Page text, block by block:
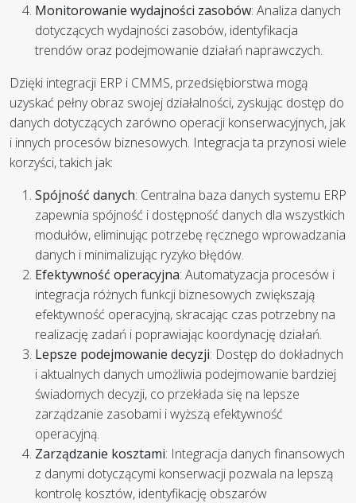
Monitorowanie wydajności zasobów: Analiza danych
dotyczących wydajności zasobów, identyfikacja
trendów oraz podejmowanie działań naprawczych.
Dzięki integracji ERP i CMMS, przedsiębiorstwa mogą
uzyskać pełny obraz swojej działalności, zyskując dostęp do
danych dotyczących zarówno operacji konserwacyjnych, jak
i innych procesów biznesowych. Integracja ta przynosi wiele
korzyści, takich jak:
Spójność danych: Centralna baza danych systemu ERP
zapewnia spójność i dostępność danych dla wszystkich
modułów, eliminując potrzebę ręcznego wprowadzania
danych i minimalizując ryzyko błędów.
Efektywność operacyjna: Automatyzacja procesów i
integracja różnych funkcji biznesowych zwiększają
efektywność operacyjną, skracając czas potrzebny na
realizację zadań i poprawiając koordynację działań.
Lepsze podejmowanie decyzji: Dostęp do dokładnych
i aktualnych danych umożliwia podejmowanie bardziej
świadomych decyzji, co przekłada się na lepsze
zarządzanie zasobami i wyższą efektywność
operacyjną.
Zarządzanie kosztami: Integracja danych finansowych
z danymi dotyczącymi konserwacji pozwala na lepszą
kontrolę kosztów, identyfikację obszarów